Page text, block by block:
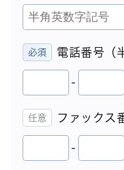
電話番号（
-
ファックス
-